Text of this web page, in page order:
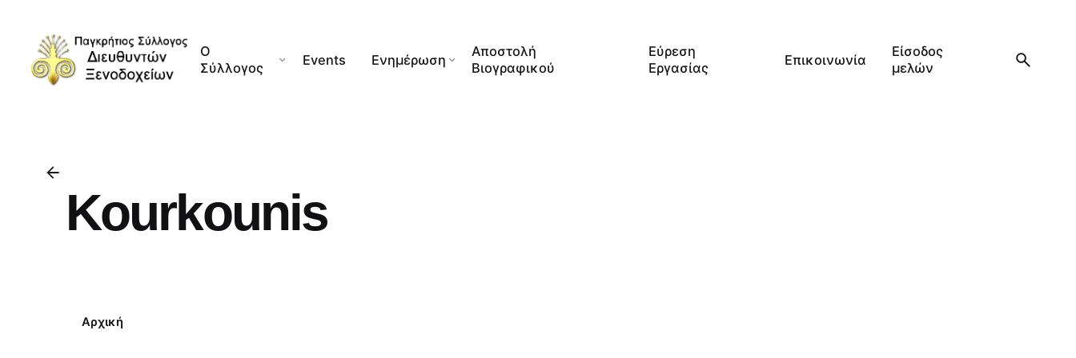
content
Ο
Σύλλογος
Events Ενημέρωση
Αποστολή
Βιογραφικού
Εύρεση
Εργασίας
Επικοινωνία
Είσοδος
μελών
Kourkounis
Αρχική